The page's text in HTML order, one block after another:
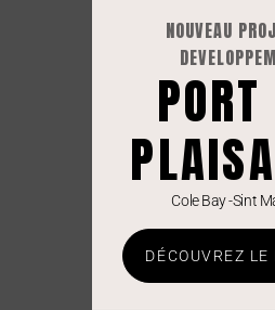
NOUVEAU
Cole Bay -Sint
DÉCOUVREZ LE